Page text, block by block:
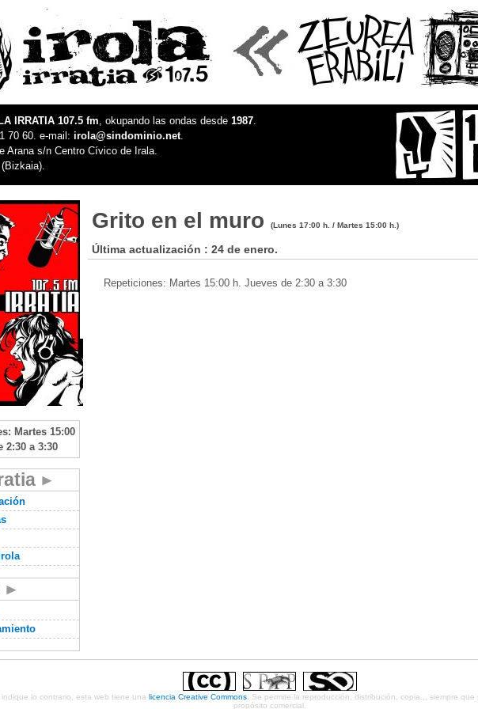
IRRATIA 107.5 fm, okupando las ondas desde 1987.
70 60. e-mail: irola@sindominio.net.
Arana s/n Centro Cívico de Irala.
Martes 15:00
2:30 a 3:30
Grito en el muro (Lunes 17:00 h. / Martes 15:00 h.)
Última actualización : 24 de enero.
Repeticiones: Martes 15:00 h. Jueves de 2:30 a 3:30
lo contrario, esta web tiene una licencia Creative Commons . Se permite la reproducción, distribución, copia... siempre
propósito comercial.